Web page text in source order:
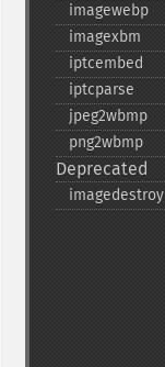
imagewebp
imagexbm
iptcembed
iptcparse
jpeg2wbmp
png2wbmp
Deprecated
imagedestroy